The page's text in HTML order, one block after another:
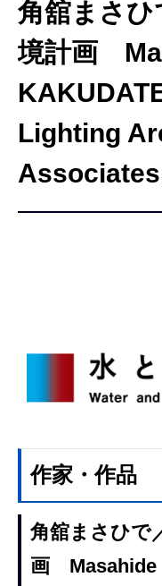
角舘まさ
境計画
Lighting
作家・作品
角舘まさひで
画 Masahide